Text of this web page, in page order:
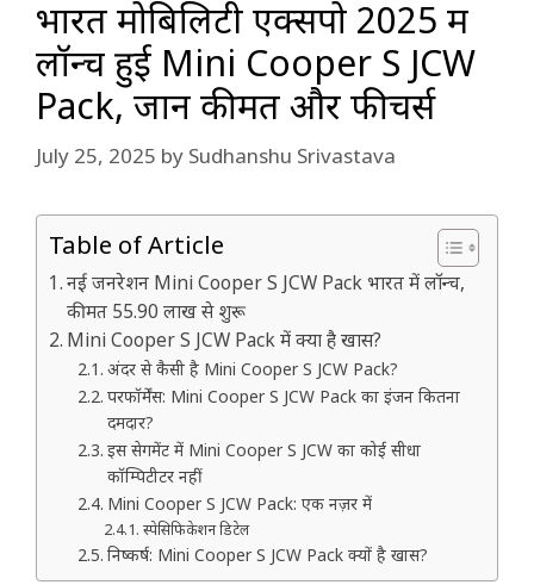
भारत मोबिलिटी एक्सपो 2025 में
लॉन्च हुई Mini Cooper S JCW
Pack, जानें कीमत और फीचर्स
July 25, 2025 by Sudhanshu Srivastava
Table of Article
नई जनरेशन Mini Cooper S JCW Pack भारत में लॉन्च,
कीमत 55.90 लाख से शुरू
Mini Cooper S JCW Pack में क्या है खास?
अंदर से कैसी है Mini Cooper S JCW Pack?
परफॉर्मेंस: Mini Cooper S JCW Pack का इंजन कितना
दमदार?
इस सेगमेंट में Mini Cooper S JCW का कोई सीधा
कॉम्पिटीटर नहीं
Mini Cooper S JCW Pack: एक नज़र में
स्पेसिफिकेशन डिटेल
निष्कर्ष: Mini Cooper S JCW Pack क्यों है खास?